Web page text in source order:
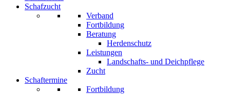
Schafzucht
Verband
Fortbildung
Beratung
Herdenschutz
Leistungen
Landschafts- und Deichpflege
Zucht
Schaftermine
Fortbildung